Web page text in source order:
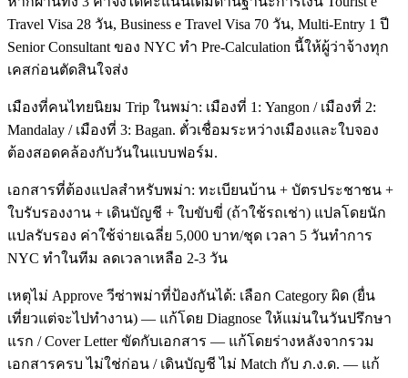
Travel Visa 28 วัน, Business e Travel Visa 70 วัน, Multi-Entry 1 ปี
Senior Consultant ของ NYC ทำ Pre-Calculation นี้ให้ผู้ว่าจ้างทุก
เคสก่อนตัดสินใจส่ง
เมืองที่คนไทยนิยม Trip ในพม่า: เมืองที่ 1: Yangon / เมืองที่ 2:
Mandalay / เมืองที่ 3: Bagan. ตั๋วเชื่อมระหว่างเมืองและใบจอง
ต้องสอดคล้องกับวันในแบบฟอร์ม.
เอกสารที่ต้องแปลสำหรับพม่า: ทะเบียนบ้าน + บัตรประชาชน +
ใบรับรองงาน + เดินบัญชี + ใบขับขี่ (ถ้าใช้รถเช่า) แปลโดยนัก
แปลรับรอง ค่าใช้จ่ายเฉลี่ย 5,000 บาท/ชุด เวลา 5 วันทำการ
NYC ทำในทีม ลดเวลาเหลือ 2-3 วัน
เหตุไม่ Approve วีซ่าพม่าที่ป้องกันได้: เลือก Category ผิด (ยื่น
เที่ยวแต่จะไปทำงาน) — แก้โดย Diagnose ให้แม่นในวันปรึกษา
แรก / Cover Letter ขัดกับเอกสาร — แก้โดยร่างหลังจากรวม
เอกสารครบ ไม่ใช่ก่อน / เดินบัญชี ไม่ Match กับ ภ.ง.ด. — แก้